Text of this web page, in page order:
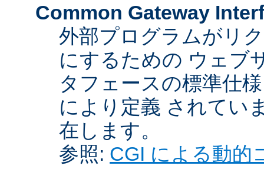
Common Gateway
外部プログラムがリ
にするための ウェブ
タフェースの標準仕
により定義 されてい
在します。
参照: CGI による動的